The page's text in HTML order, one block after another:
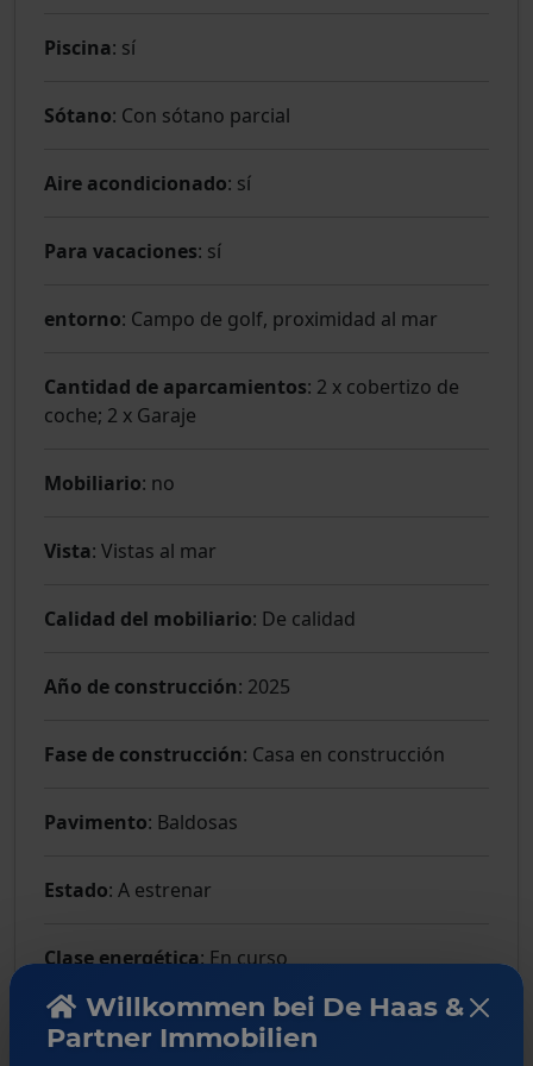
Piscina: sí
Sótano: Con sótano parcial
Aire acondicionado: sí
Para vacaciones: sí
entorno: Campo de golf, proximidad al mar
Cantidad de aparcamientos: 2 x cobertizo de
coche; 2 x Garaje
Mobiliario: no
Vista: Vistas al mar
Calidad del mobiliario: De calidad
Año de construcción: 2025
Fase de construcción: Casa en construcción
Pavimento: Baldosas
Estado: A estrenar
Clase energética: En curso
Willkommen bei De Haas &
Partner Immobilien